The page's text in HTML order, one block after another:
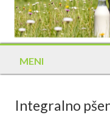
MENI
Integralno